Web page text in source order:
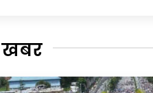
खबर